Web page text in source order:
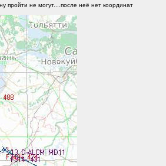
пройти не могут....после неё нет координат